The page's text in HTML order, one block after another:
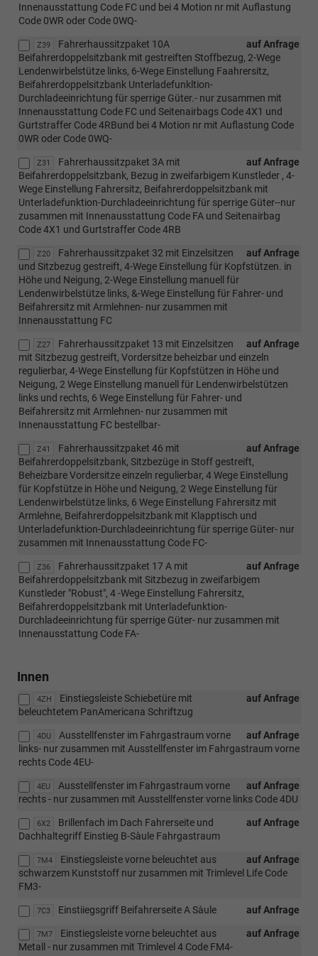
Innenausstattung Code FC und bei 4 Motion nr mit Auflastung
Code 0WR oder Code 0WQ-
Z39 auf Anfrage
Fahrerhaussitzpaket 10A
Beifahrerdoppelsitzbank mit gestreiften Stoffbezug, 2-Wege
Lendenwirbelstütze links, 6-Wege Einstellung Faahrersitz,
Beifahrerdoppelsitzbank Unterladefunkltion-
Durchladeeinrichtung für sperrige Güter.- nur zusammen mit
Innenausstattung Code FC und Seitenairbags Code 4X1 und
Gurtstraffer Code 4RBund bei 4 Motion nr mit Auflastung Code
0WR oder Code 0WQ-
Z31 auf Anfrage
Fahrerhaussitzpaket 3A mit
Beifahrerdoppelsitzbank, Bezug in zweifarbigem Kunstleder , 4-
Wege Einstellung Fahrersitz, Beifahrerdoppelsitzbank mit
Unterladefunktion-Durchladeeinrichtung für sperrige Güter--nur
zusammen mit Innenausstattung Code FA und Seitenairbag
Code 4X1 und Gurtstraffer Code 4RB
Z20 auf Anfrage
Fahrerhaussitzpaket 32 mit Einzelsitzen
und Sitzbezug gestreift, 4-Wege Einstellung für Kopfstützen. in
Höhe und Neigung, 2-Wege Einstellung manuell für
Lendenwirbelstütze links, &-Wege Einstellung für Fahrer- und
Beifahrersitz mit Armlehnen- nur zusammen mit
Innenausstattung FC
Z27 auf Anfrage
Fahrerhaussitzpaket 13 mit Einzelsitzen
mit Sitzbezug gestreift, Vordersitze beheizbar und einzeln
regulierbar, 4-Wege Einstellung für Kopfstützen in Höhe und
Neigung, 2 Wege Einstellung manuell für Lendenwirbelstützen
links und rechts, 6 Wege Einstellung für Fahrer- und
Beifahrersitz mit Armlehnen- nur zusammen mit
Innenausstattung FC bestellbar-
Z41 auf Anfrage
Fahrerhaussitzpaket 46 mit
Beifahrerdoppelsitzbank, Sitzbezüge in Stoff gestreift,
Beheizbare Vordersitze einzeln regulierbar, 4 Wege Einstellung
für Kopfstütze in Höhe und Neigung, 2 Wege Einstellung für
Lendenwirbelstütze links, 6 Wege Einstellung Fahrersitz mit
Armlehne, Beifahrerdoppelsitzbank mit Klapptisch und
Unterladefunktion-Durchladeeinrichtung für sperrige Güter- nur
zusammen mit Innenausstattung Code FC-
Z36 auf Anfrage
Fahrerhaussitzpaket 17 A mit
Beifahrerdoppelsitzbank mit Sitzbezug in zweifarbigem
Kunstleder "Robust", 4 -Wege Einstellung Fahrersitz,
Beifahrerdoppelsitzbank mit Unterladefunktion-
Durchladeeinrichtung für sperrige Güter- nur zusammen mit
Innenausstattung Code FA-
Innen
4ZH auf Anfrage
Einstiegsleiste Schiebetüre mit
beleuchtetem PanAmericana Schriftzug
4DU auf Anfrage
Ausstellfenster im Fahrgastraum vorne
links- nur zusammen mit Ausstellfenster im Fahrgastraum vorne
rechts Code 4EU-
4EU auf Anfrage
Ausstellfenster im Fahrgastraum vorne
rechts - nur zusammen mit Ausstellfenster vorne links Code 4DU
6X2 auf Anfrage
Brillenfach im Dach Fahrerseite und
Dachhaltegriff Einstieg B-Sàule Fahrgastraum
7M4 auf Anfrage
Einstiegsleiste vorne beleuchtet aus
schwarzem Kunststoff nur zusammen mit Trimlevel Life Code
FM3-
7C3 auf Anfrage
Einstiiegsgriff Beifahrerseite A Sàule
7M7 auf Anfrage
Einstiegsleiste vorne beleuchtet aus
Metall - nur zusammen mit Trimlevel 4 Code FM4-